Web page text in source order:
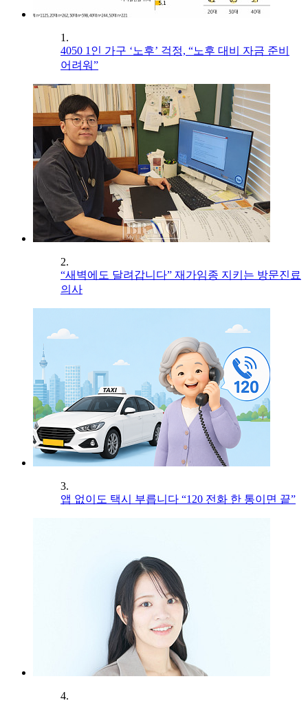
1.
4050 1인 가구 ‘노후’ 걱정, “노후 대비 자금 준비
어려워”
2.
“새벽에도 달려갑니다” 재가임종 지키는 방문진료
의사
3.
앱 없이도 택시 부릅니다 “120 전화 한 통이면 끝”
4.